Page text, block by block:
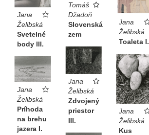
Jana
Želibská
Svetelné
body III.
Tomáš
Džadoň
Slovenská
zem
Jana
Želibská
Toaleta I.
Jana
Želibská
Zdvojený
priestor
III.
Jana
Želibská
Kus
Jana
Želibská
Príhoda
na brehu
jazera I.